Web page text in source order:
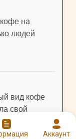
Аккаунт
на
людей
вид кофе
свой
ягод, и